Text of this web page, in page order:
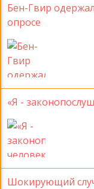
Бен-Гвир
опросе
«Я -
Шокирующий